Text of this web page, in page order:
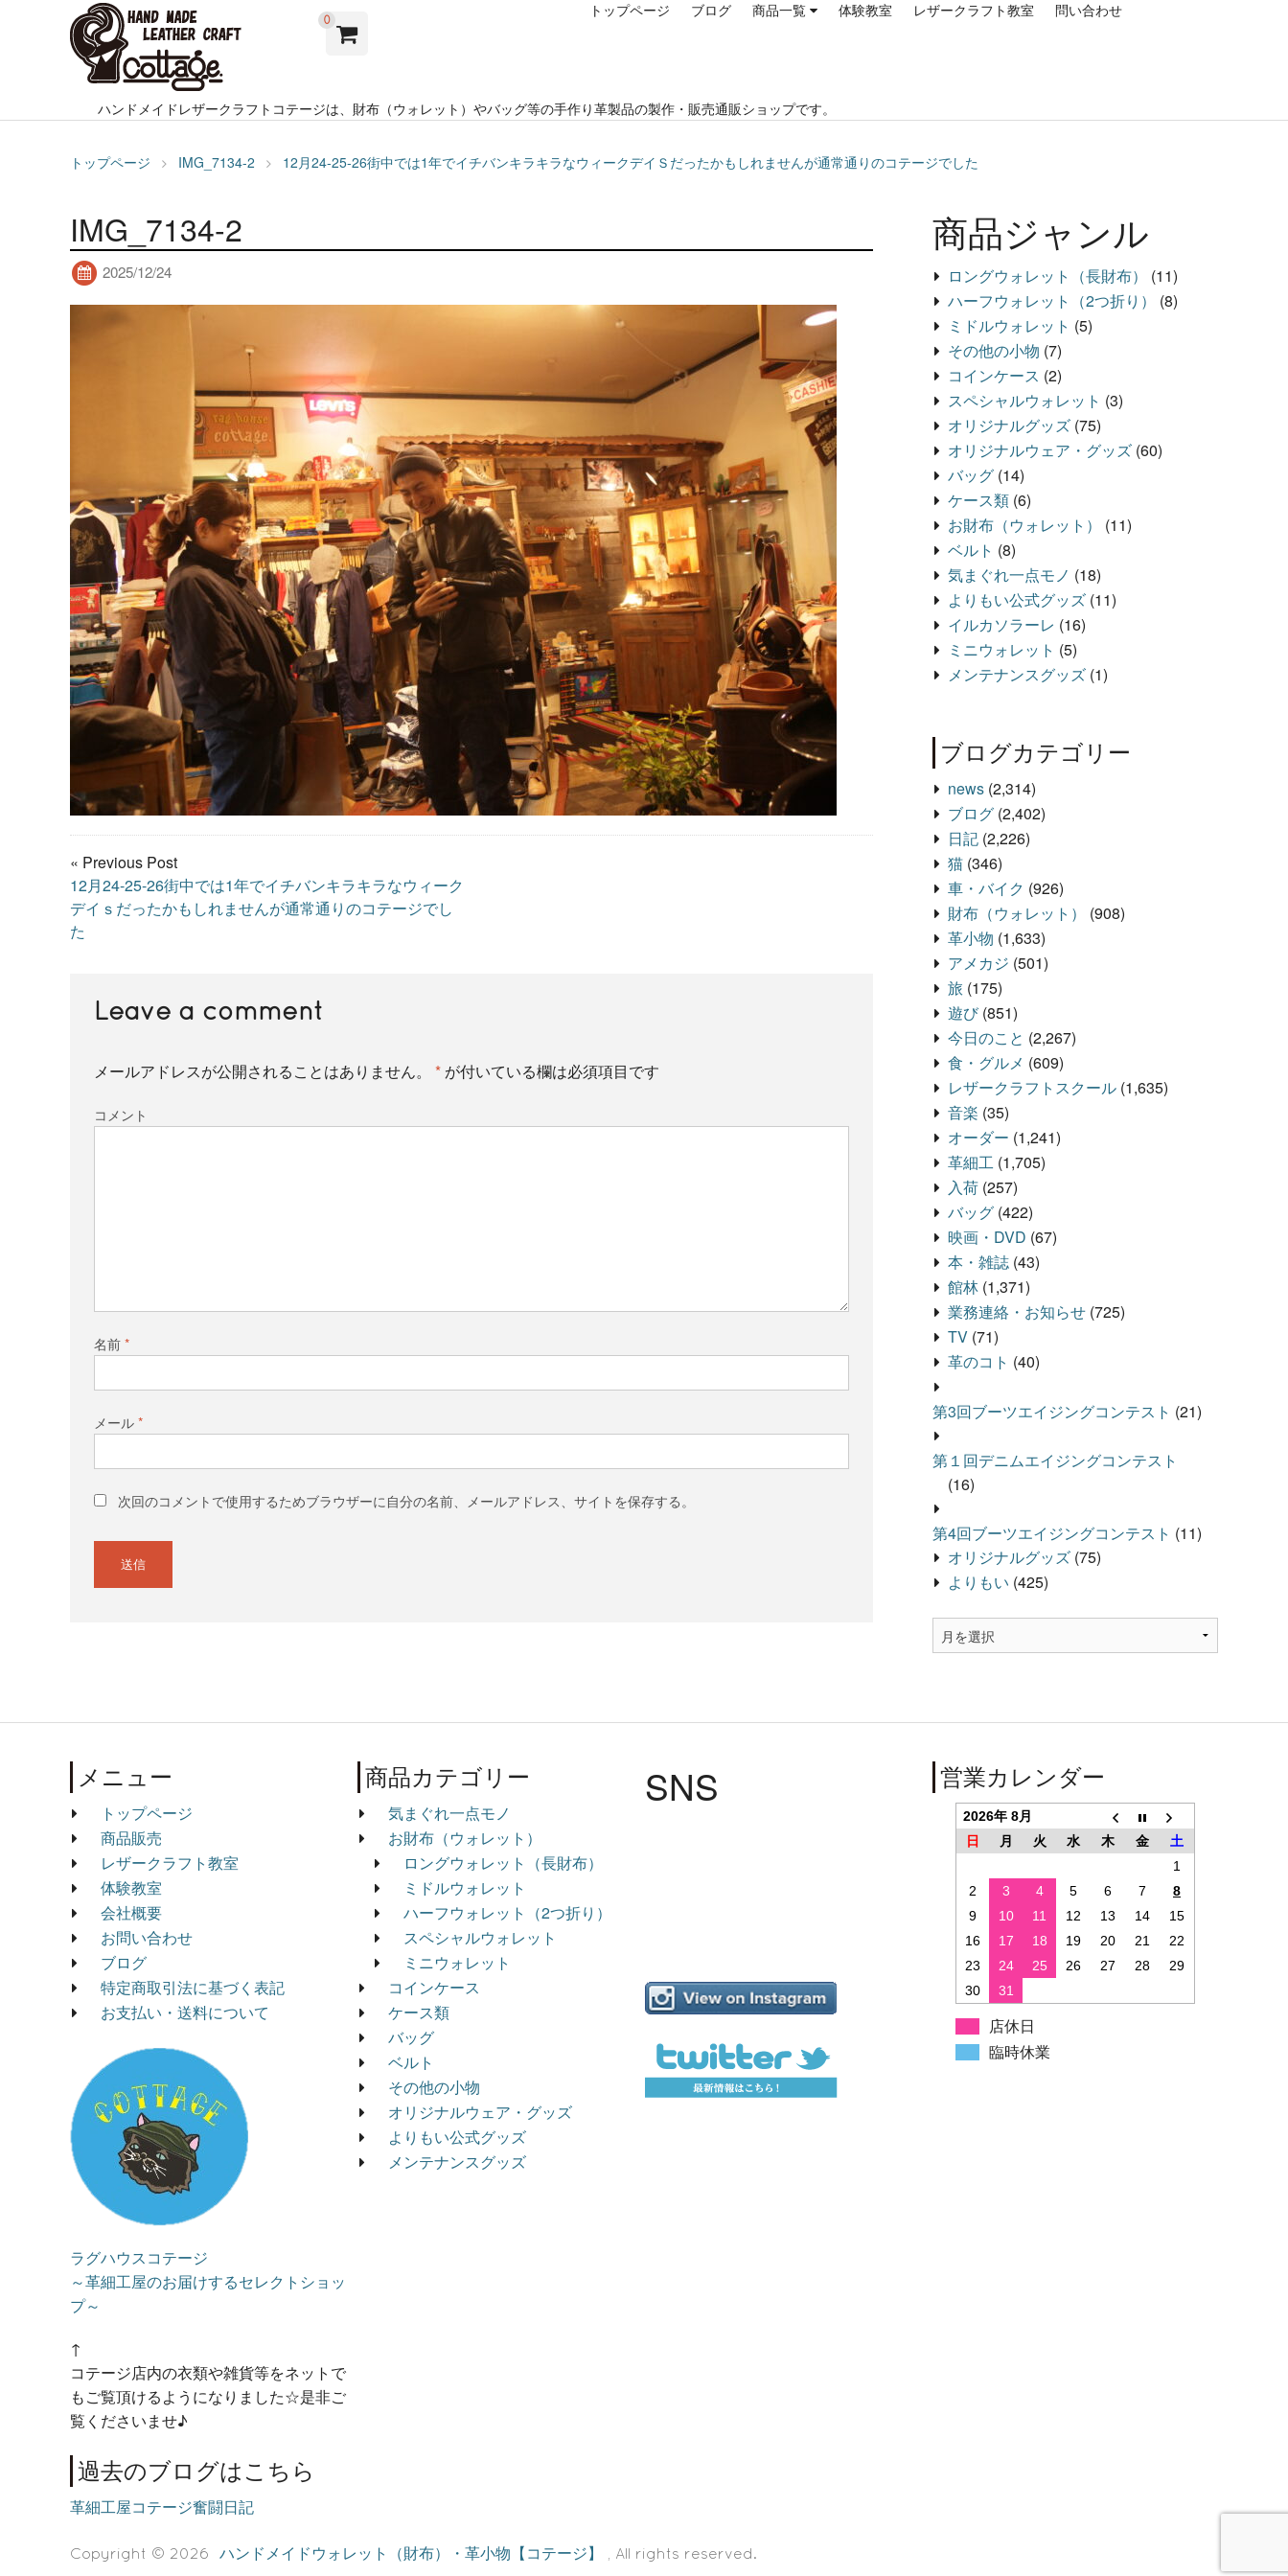
0
トップページ ブログ 商品一覧 体験教室 レザークラフト教室 問い合わせ
ハンドメイドレザークラフトコテージは、財布（ウォレット）やバッグ等の手作り革製品の製作・販売通販ショップです。
トップページ IMG_7134-2 12月24-25-26街中では1年でイチバンキラキラなウィークデイＳだったかもしれませんが通常通りのコテージでした
IMG_7134-2
2025/12/24
« Previous Post
12月24-25-26街中では1年でイチバンキラキラなウィーク
デイｓだったかもしれませんが通常通りのコテージでし
た
Leave a comment
メールアドレスが公開されることはありません。 * が付いている欄は必須項目です
コメント
名前*
メール*
次回のコメントで使用するためブラウザーに自分の名前、メールアドレス、サイトを保存する。
商品ジャンル
ロングウォレット（長財布）
(11)
ハーフウォレット（2つ折り）
(8)
ミドルウォレット (5)
その他の小物 (7)
コインケース (2)
スペシャルウォレット (3)
オリジナルグッズ (75)
オリジナルウェア・グッズ (60)
バッグ (14)
ケース類 (6)
お財布（ウォレット）
(11)
ベルト (8)
気まぐれ一点モノ (18)
よりもい公式グッズ (11)
イルカソラーレ (16)
ミニウォレット (5)
メンテナンスグッズ (1)
ブログカテゴリー
news (2,314)
ブログ (2,402)
日記 (2,226)
猫 (346)
車・バイク (926)
財布（ウォレット）
(908)
革小物 (1,633)
アメカジ (501)
旅 (175)
遊び(851)
今日のこと (2,267)
食・グルメ (609)
レザークラフトスクール (1,635)
音楽 (35)
オーダー (1,241)
革細工 (1,705)
入荷 (257)
バッグ (422)
映画・DVD (67)
本・雑誌 (43)
館林 (1,371)
業務連絡・お知らせ (725)
TV (71)
革のコト (40)
第3回ブーツエイジングコンテスト (21)
第１回デニムエイジングコンテスト
(16)
第4回ブーツエイジングコンテスト (11)
オリジナルグッズ (75)
よりもい (425)
メニュー
トップページ
商品販売
レザークラフト教室
体験教室
会社概要
お問い合わせ
ブログ
特定商取引法に基づく表記
お支払い・送料について
ラグハウスコテージ
～革細工屋のお届けするセレクトショッ
プ～
↑
コテージ店内の衣類や雑貨等をネットで
もご覧頂けるようになりました☆是非ご
覧くださいませ♪
過去のブログはこちら
革細工屋コテージ奮闘日記
商品カテゴリー
気まぐれ一点モノ
お財布（ウォレット）
ロングウォレット（長財布）
ミドルウォレット
ハーフウォレット（2つ折り）
スペシャルウォレット
ミニウォレット
コインケース
ケース類
バッグ
ベルト
その他の小物
オリジナルウェア・グッズ
よりもい公式グッズ
メンテナンスグッズ
SNS 営業カレンダー
2026年 8月
日
月 火 水 木 金
土
1
2
3 4 5 6 7
8
9
10 11 12 13 14
15
16
17 18 19 20 21
22
23
24 25 26 27 28
29
30
31
店休日
臨時休業
Copyright © 2026 ハンドメイドウォレット（財布）・革小物【コテージ】 , All rights reserved.